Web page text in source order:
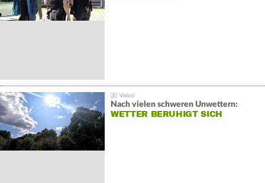
Nach vielen schweren Unwettern:
WETTER BERUHIGT SICH